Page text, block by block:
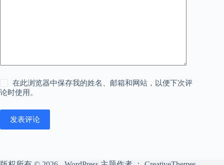
在此浏览器中保存我的姓名、邮箱和网站，以便下次评
论时使用。
发表评论